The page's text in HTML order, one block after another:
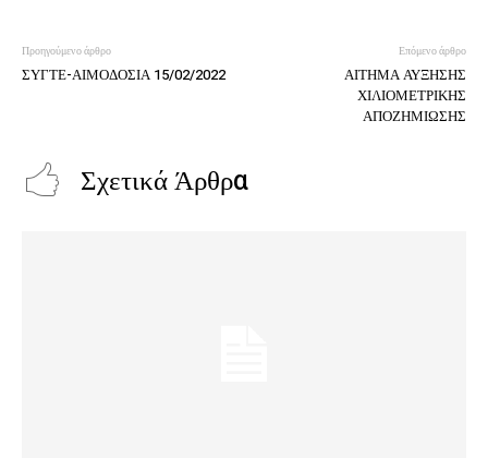
Προηγούμενο άρθρο
ΣΥΓΤΕ-ΑΙΜΟΔΟΣΙΑ 15/02/2022
Επόμενο άρθρο
ΑΙΤΗΜΑ ΑΥΞΗΣΗΣ
ΧΙΛΙΟΜΕΤΡΙΚΗΣ
ΑΠΟΖΗΜΙΩΣΗΣ
Σχετικά Άρθρα